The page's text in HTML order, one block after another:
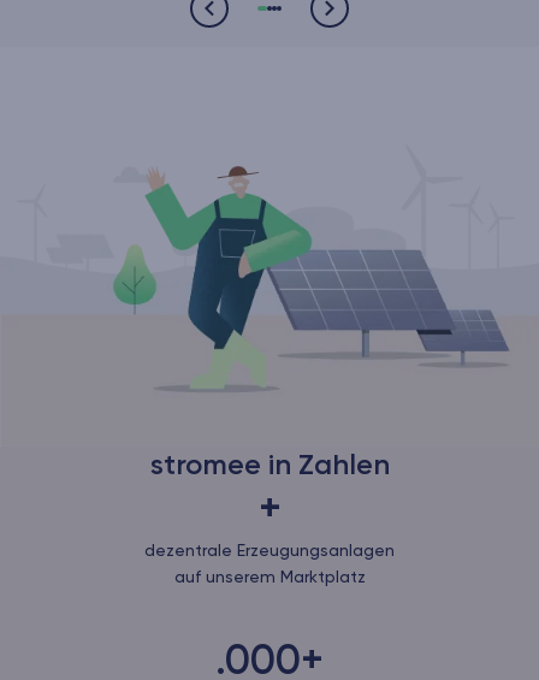
stromee in Zahlen
+
dezentrale Erzeugungsanlagen
auf unserem Marktplatz
.000+